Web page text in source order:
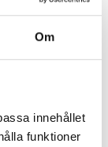
Om
innehållet
funktioner
till tekniska